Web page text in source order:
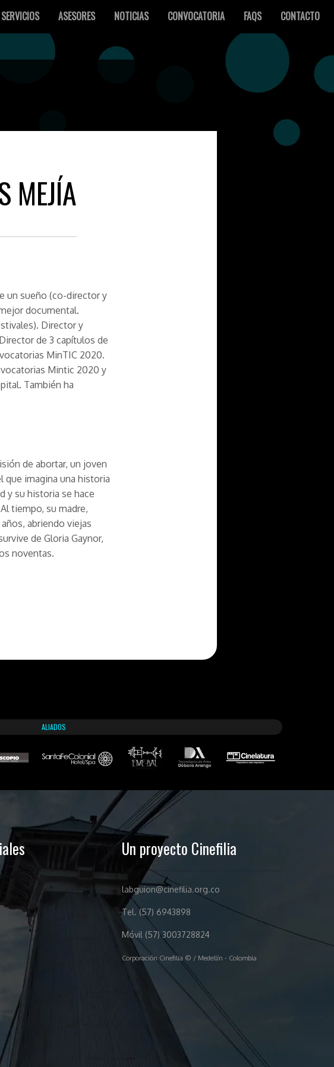
SERVICIOS ASESORES NOTICIAS CONVOCATORIA FAQS CONTACTO
MEJÍA
un sueño (co-director y
documental.
Director y
de 3 capítulos de
MinTIC 2020.
Mintic 2020 y
También ha
de abortar, un joven
que imagina una historia
y su historia se hace
tiempo, su madre,
abriendo viejas
de Gloria Gaynor,
noventas.
ALIADOS
Un proyecto Cinefilia
labguion@cinefilia.org.co
Tel. (57) 6943898
Móvil (57) 3003728824
Corporación Cinefilia © / Medellín - Colombia